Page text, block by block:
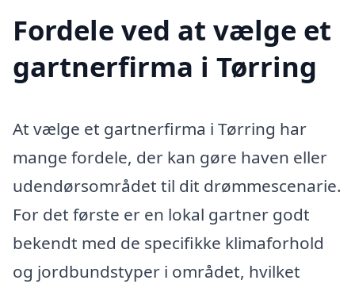
Fordele ved at vælge et
gartnerfirma i Tørring
At vælge et gartnerfirma i Tørring har
mange fordele, der kan gøre haven eller
udendørsområdet til dit drømmescenarie.
For det første er en lokal gartner godt
bekendt med de specifikke klimaforhold
og jordbundstyper i området, hvilket